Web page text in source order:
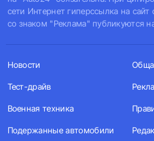
сети Интернет гиперссылка на
со знаком "Реклама" публикуются
Новости
Тест-драйв
Военная техника
Подержанные автомобили